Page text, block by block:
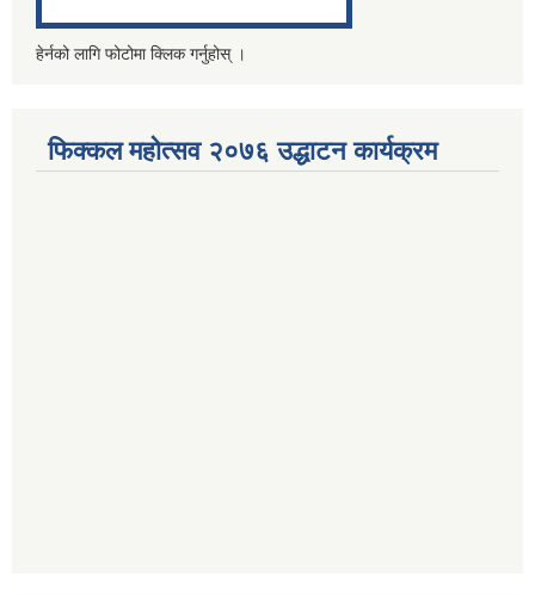
हेर्नको लागि फोटोमा क्लिक गर्नुहोस् ।
फिक्कल महोत्सव २०७६ उद्धाटन कार्यक्रम